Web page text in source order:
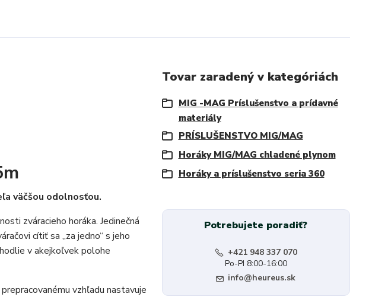
väčšou odolnosťou.
zváracieho horáka. Jedinečná
cítiť sa „za jedno“ s jeho
v akejkoľvek polohe
vzhľadu nastavuje
Tovar zaradený v kategóriách
MIG -MAG Príslušenstvo a prídavné
materiály
PRÍSLUŠENSTVO MIG/MAG
Horáky MIG/MAG chladené plynom
Horáky a príslušenstvo seria 360
Potrebujete poradiť?
+421 948 337 070
Po-PI 8:00-16:00
info@heureus.sk